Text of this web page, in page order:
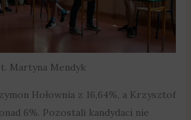
Martyna Mendyk
Hołownia z 16,64%, a Krzysztof
6%. Pozostali kandydaci nie